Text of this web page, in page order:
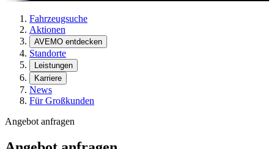
Fahrzeugsuche
Aktionen
AVEMO entdecken
Standorte
Leistungen
Karriere
News
Für Großkunden
Angebot anfragen